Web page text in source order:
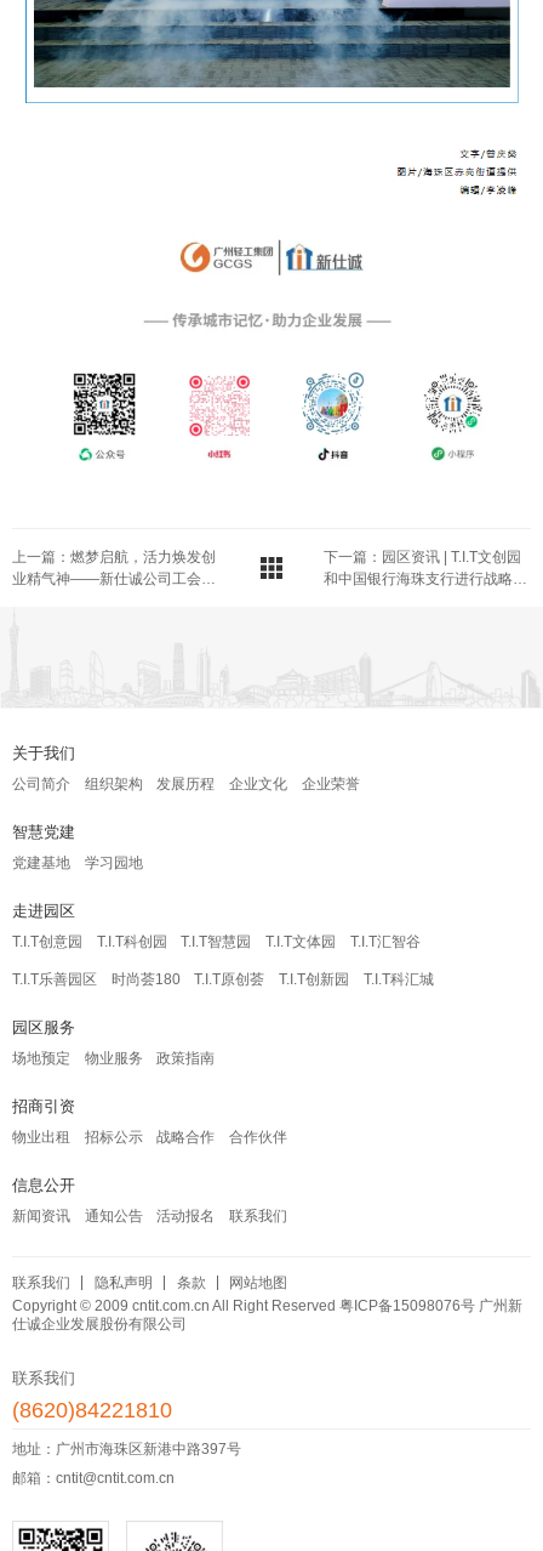
上一篇：燃梦启航，活力焕发创
业精气神——新仕诚公司工会
下一篇：园区资讯 | T.I.T文创园
和中国银行海珠支行进行战略协
关于我们
公司简介 组织架构 发展历程 企业文化 企业荣誉
智慧党建
党建基地 学习园地
走进园区
T.I.T创意园 T.I.T科创园 T.I.T智慧园 T.I.T文体园 T.I.T汇智谷
T.I.T乐善园区 时尚荟180 T.I.T原创荟 T.I.T创新园 T.I.T科汇城
园区服务
场地预定 物业服务 政策指南
招商引资
物业出租 招标公示 战略合作 合作伙伴
信息公开
新闻资讯 通知公告 活动报名 联系我们
联系我们 隐私声明 条款
网站地图
Copyright © 2009 cntit.com.cn All Right Reserved 粤ICP备15098076号 广州新
仕诚企业发展股份有限公司
联系我们
(8620)84221810
地址：广州市海珠区新港中路397号
邮箱：cntit@cntit.com.cn